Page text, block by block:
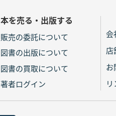
本を売る・出版する
販売の委託について
図書の出版について
図書の買取について
著者ログイン
会
店
お
リ